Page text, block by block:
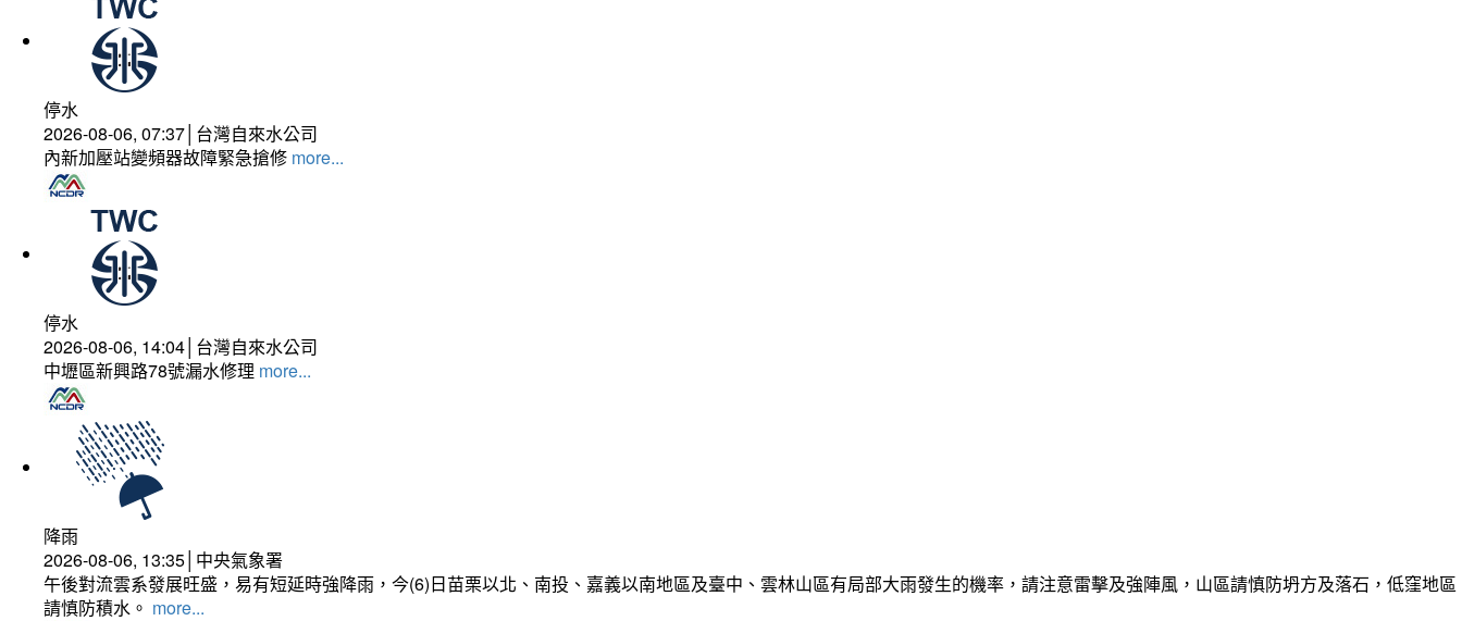
停水
2026-08-06, 07:37│台灣自來水公司
內新加壓站變頻器故障緊急搶修 more...
停水
2026-08-06, 14:04│台灣自來水公司
中壢區新興路78號漏水修理 more...
降雨
2026-08-06, 13:35│中央氣象署
午後對流雲系發展旺盛，易有短延時強降雨，今(6)日苗栗以北、南投、嘉義以南地區及臺中、雲林山區有局部大雨發生的機率，請注意雷擊及強陣風，山區請慎防坍方及落石，低窪地區
請慎防積水。 more...